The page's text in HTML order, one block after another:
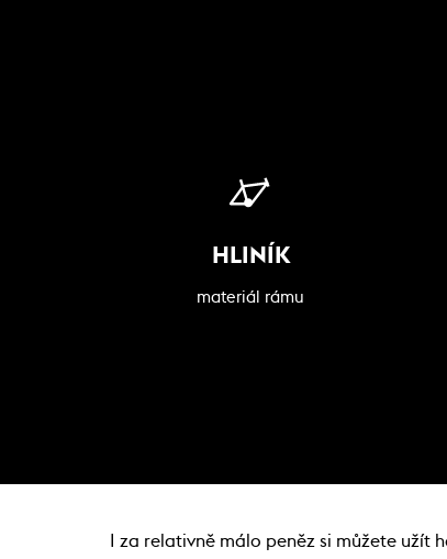
HLINÍK
materiál rámu
I za relativně málo peněz si můžete užít